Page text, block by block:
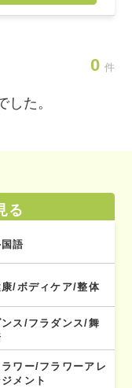
0 件
た。
る
語
康/ボディケア/整体
ンス/フラダンス/舞
ラワー/フラワーアレ
ジメント